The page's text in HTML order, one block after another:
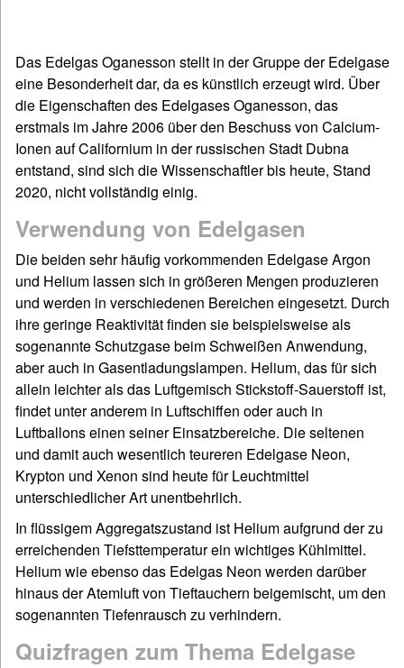
Das Edelgas Oganesson stellt in der Gruppe der Edelgase
eine Besonderheit dar, da es künstlich erzeugt wird. Über
die Eigenschaften des Edelgases Oganesson, das
erstmals im Jahre 2006 über den Beschuss von Calcium-
Ionen auf Californium in der russischen Stadt Dubna
entstand, sind sich die Wissenschaftler bis heute, Stand
2020, nicht vollständig einig.
Verwendung von Edelgasen
Die beiden sehr häufig vorkommenden Edelgase Argon
und Helium lassen sich in größeren Mengen produzieren
und werden in verschiedenen Bereichen eingesetzt. Durch
ihre geringe Reaktivität finden sie beispielsweise als
sogenannte Schutzgase beim Schweißen Anwendung,
aber auch in Gasentladungslampen. Helium, das für sich
allein leichter als das Luftgemisch Stickstoff-Sauerstoff ist,
findet unter anderem in Luftschiffen oder auch in
Luftballons einen seiner Einsatzbereiche. Die seltenen
und damit auch wesentlich teureren Edelgase Neon,
Krypton und Xenon sind heute für Leuchtmittel
unterschiedlicher Art unentbehrlich.
In flüssigem Aggregatszustand ist Helium aufgrund der zu
erreichenden Tiefsttemperatur ein wichtiges Kühlmittel.
Helium wie ebenso das Edelgas Neon werden darüber
hinaus der Atemluft von Tieftauchern beigemischt, um den
sogenannten Tiefenrausch zu verhindern.
Quizfragen zum Thema Edelgase